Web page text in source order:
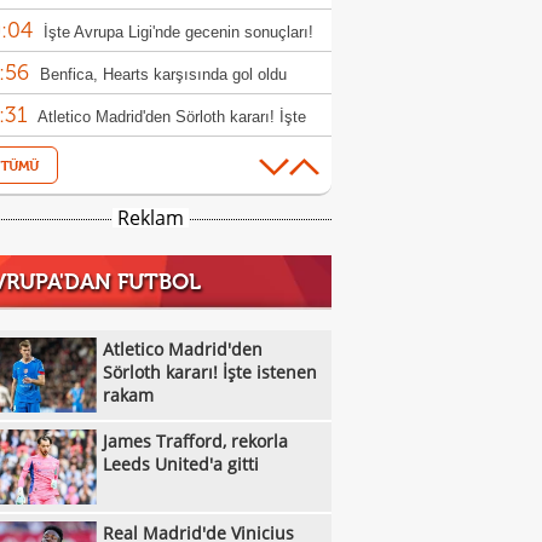
İşte Avrupa Ligi'nde gecenin sonuçları!
Benfica, Hearts karşısında gol oldu
Atletico Madrid'den Sörloth kararı! İşte
rakamVincenzo Italiano: "Cesur olduk ve
Alexander Nübel: "Gol atmışız gibi
Galatasaray MCT Technic, Alen
Beşiktaş Kadın Futbol Takımı, üç golle
Emirhan Topçu: "Topun oraya geleceğini
Semih Kılıçsoy: "Beşiktaş'ı çok
Beşiktaş'ta inanılmaz rakam: Alexander
Reklam
FUTBOL
Atletico Madrid'den
Sörloth kararı! İşte istenen
rakam
James Trafford, rekorla
Leeds United'a gitti
Real Madrid'de Vinicius